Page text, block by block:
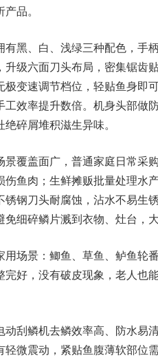
品。
有黑、白、浅绿三种配色，手
升级六面刀头布局，密集锯齿
极变速调节档位，轻贴鱼身即
工效率提升数倍。机身头部做
绝碎屑堆积滋生异味。
景覆盖面广，普通家庭日常采
伤鱼肉；生鲜摊贩批量处理水
锈钢刀头耐腐蚀，沾水不易生
免细碎鳞片溅到衣物、灶台，
用场景：鲫鱼、草鱼、鲈鱼轮
完好，没有破皮现象，老人也
动刮鳞机去鳞效率高、防水易
轻微震动，紧贴鱼腹薄软部位